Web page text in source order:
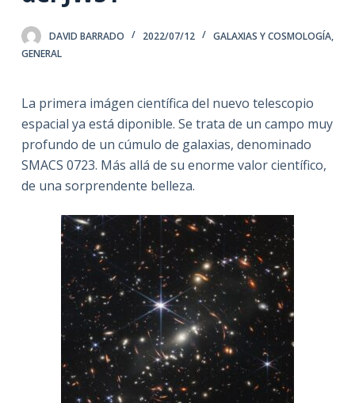
n
o
DAVID BARRADO 2022/07/12 GALAXIAS Y COSMOLOGÍA,
GENERAL
La primera imágen científica del nuevo telescopio
espacial ya está diponible. Se trata de un campo muy
profundo de un cúmulo de galaxias, denominado
SMACS 0723. Más allá de su enorme valor científico,
de una sorprendente belleza.